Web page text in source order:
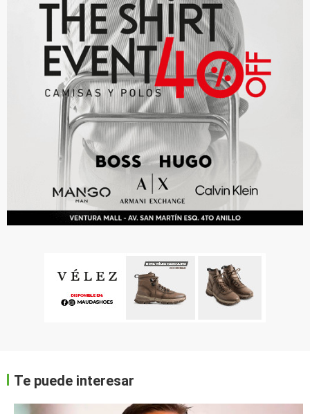
Te puede interesar